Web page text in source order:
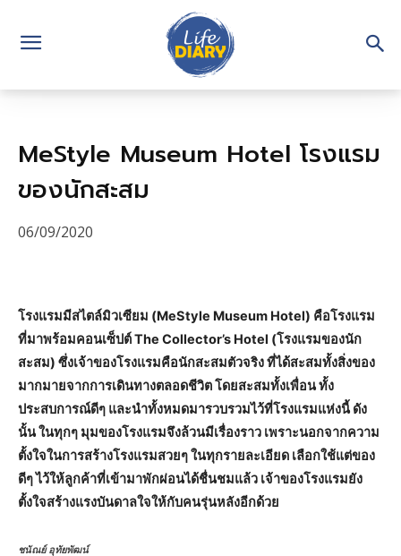
MeStyle Museum Hotel โรงแรม
ของนักสะสม
06/09/2020
โรงแรมมีสไตล์มิวเซียม (MeStyle Museum Hotel) คือโรงแรม
ที่มาพร้อมคอนเซ็ปต์ The Collector’s Hotel (โรงแรมของนัก
สะสม) ซึ่งเจ้าของโรงแรมคือนักสะสมตัวจริง ที่ได้สะสมทั้งสิ่งของ
มากมายจากการเดินทางตลอดชีวิต โดยสะสมทั้งเพื่อน ทั้ง
ประสบการณ์ดีๆ และนำทั้งหมดมารวบรวมไว้ที่โรงแรมแห่งนี้ ดัง
นั้น ในทุกๆ มุมของโรงแรมจึงล้วนมีเรื่องราว เพราะนอกจากความ
ตั้งใจในการสร้างโรงแรมสวยๆ ในทุกรายละเอียด เลือกใช้แต่ของ
ดีๆ ไว้ให้ลูกค้าที่เข้ามาพักผ่อนได้ชื่นชมแล้ว เจ้าของโรงแรมยัง
ตั้งใจสร้างแรงบันดาลใจให้กับคนรุ่นหลังอีกด้วย
ชนัณย์ อุทัยพัฒน์